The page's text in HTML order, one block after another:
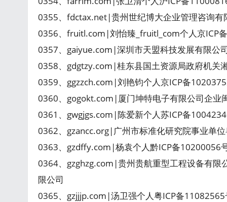
0355、fdctax.net|贵州世纪博大企业管理咨询
0356、fruitl.com|刘怡臻_fruitl_com个人京ICP
0357、gaiyue.com|深圳市天盟科技发展有限公
0358、gdgtzy.com|桂东县国土资源局政府机关
0359、ggzzch.com|刘艳钧个人京ICP备
0360、gogokt.com|厦门坤特电子有限公司企业
0361、gwgjgs.com|陈爱新个人苏ICP备
0362、gzancc.org|广州市标准化研究院事业单
0363、gzdffy.com|杨袁个人黔ICP备10200056
0364、gzghzg.com|贵州贵航重型工程设备有限
限公司
0365、gzjjjp.com|汤卫强个人粤ICP备